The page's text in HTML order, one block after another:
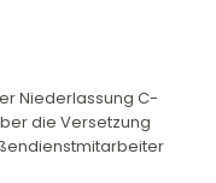
Niederlassung C-
die Versetzung